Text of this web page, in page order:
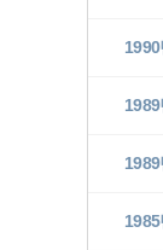
1990
1989
1989
1985